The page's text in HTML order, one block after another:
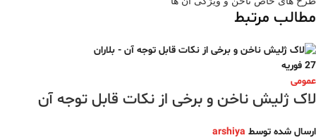
مطالب مرتبط
27 فوریه
عمومی
لاک ژلیش ناخن و برخی از نکات قابل توجه آن
ارسال شده توسط arshiya